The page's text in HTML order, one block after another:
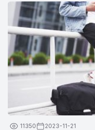
11350 2023-11-21